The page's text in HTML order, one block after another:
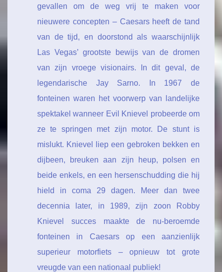
gevallen om de weg vrij te maken voor
nieuwere concepten – Caesars heeft de tand
van de tijd, en doorstond als waarschijnlijk
Las Vegas’ grootste bewijs van de dromen
van zijn vroege visionairs. In dit geval, de
legendarische Jay Sarno. In 1967 de
fonteinen waren het voorwerp van landelijke
spektakel wanneer Evil Knievel probeerde om
ze te springen met zijn motor. De stunt is
mislukt. Knievel liep een gebroken bekken en
dijbeen, breuken aan zijn heup, polsen en
beide enkels, en een hersenschudding die hij
hield in coma 29 dagen. Meer dan twee
decennia later, in 1989, zijn zoon Robby
Knievel succes maakte de nu-beroemde
fonteinen in Caesars op een aanzienlijk
superieur motorfiets – opnieuw tot grote
vreugde van een nationaal publiek!